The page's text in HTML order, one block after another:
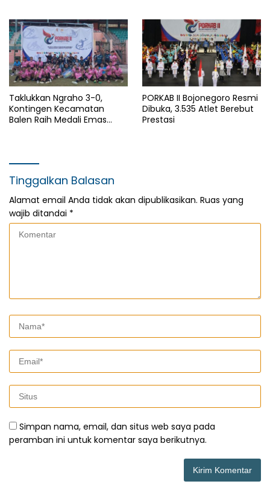
Taklukkan Ngraho 3-0,
Kontingen Kecamatan
Balen Raih Medali Emas
PORKAB II Bojonegoro Resmi
Dibuka, 3.535 Atlet Berebut
Prestasi
Tinggalkan Balasan
Alamat email Anda tidak akan dipublikasikan. Ruas yang
wajib ditandai *
Simpan nama, email, dan situs web saya pada
peramban ini untuk komentar saya berikutnya.